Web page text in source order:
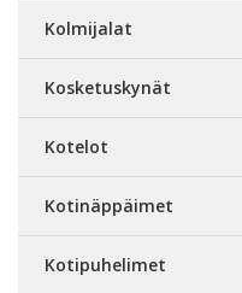
Kolmijalat
Kosketuskynät
Kotelot
Kotinäppäimet
Kotipuhelimet